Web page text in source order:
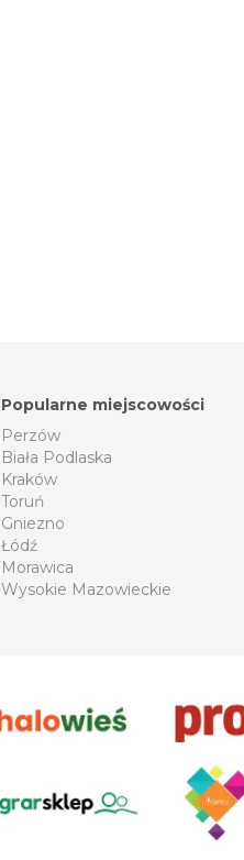
Popularne miejscowości
Perzów
Biała Podlaska
Kraków
Toruń
Gniezno
Łódź
Morawica
Wysokie Mazowieckie